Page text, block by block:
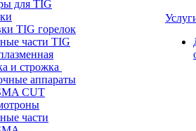
для TIG
TIG горелок
части TIG
и строжка
аппараты
CUT
части